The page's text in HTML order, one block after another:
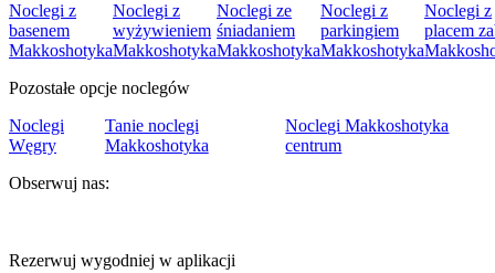
Noclegi z
basenem
Makkoshotyka
Noclegi z
wyżywieniem
Makkoshotyka
Noclegi ze
śniadaniem
Makkoshotyka
Noclegi z
parkingiem
Makkoshotyka
Noclegi z
placem
Pozostałe opcje noclegów
Noclegi
Węgry
Tanie noclegi
Makkoshotyka
Noclegi Makkoshotyka
centrum
Obserwuj nas:
Rezerwuj wygodniej w aplikacji